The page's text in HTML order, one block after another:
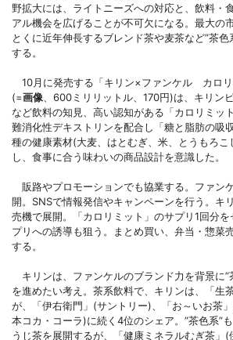
野拡大には、ライトニーズへの対応と、飲料・
アル機会を広げることが不可欠になる。最大の
とくに近年伸長するブレンド茶や麦茶など”茶
する。
10月に発売する「キリン×ファンケル カロ
(=画像 、600ミリリットル、170円)は、キリン
など飲料の知見、高い認知がある「カロリミッ
難消化性デキストリンを配合し「糖と脂肪の吸
種の健康素材(大麦、はとむぎ、米、とうもろ
し、食事に合う味わいの商品設計を意識した。
販路やプロモーションでも協業する。ファン
開。SNSで情報発信やキャンペーンを行う。キ
売機で展開。「カロリミット」のサプリ1回分
プリへの誘導も狙う。まとめ買い、弁当・惣菜
する。
キリンは、ファンケルのブランド力を背景に”
を進めたい考え。茶系飲料で、キリンは、「生
が、「伊右衛門」(サントリー)、「お～いお茶
本コカ・コーラ)に続く4位のシェア。”茶色系”
うじ茶を展開するが、「健康ミネラルむぎ茶」